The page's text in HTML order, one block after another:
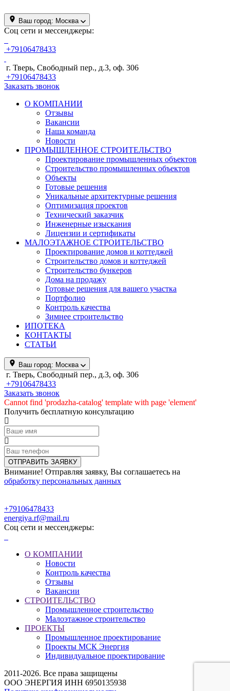
Ваш город: Москва
Соц сети и мессенджеры:
+79106478433
г. Тверь, Свободный пер., д.3, оф. 306
+79106478433
Заказать звонок
О КОМПАНИИ
Отзывы
Вакансии
Наша команда
Новости
ПРОМЫШЛЕННОЕ СТРОИТЕЛЬСТВО
Проектирование промышленных объектов
Строительство промышленных объектов
Объекты
Готовые решения
Уникальные архитектурные решения
Оптимизация проектов
Технический заказчик
Инженерные изыскания
Лицензии и сертификаты
МАЛОЭТАЖНОЕ СТРОИТЕЛЬСТВО
Проектирование домов и коттеджей
Строительство домов и коттеджей
Строительство бункеров
Дома на продажу
Готовые решения для вашего участка
Портфолио
Контроль качества
Зимнее строительство
ИПОТЕКА
КОНТАКТЫ
СТАТЬИ
Ваш город: Москва
г. Тверь, Свободный пер., д.3, оф. 306
+79106478433
Заказать звонок
Cannot find 'prodazha-catalog' template with page 'element'
Получить бесплатную консультацию
Внимание! Отправляя заявку, Вы соглашаетесь на
обработку персональных данных
+79106478433
energiya.rf@mail.ru
Соц сети и мессенджеры:
О КОМПАНИИ
Новости
Контроль качества
Отзывы
Вакансии
СТРОИТЕЛЬСТВО
Промышленное строительство
Малоэтажное строительство
ПРОЕКТЫ
Промышленное проектирование
Проекты МСК Энергия
Индивидуальное проектирование
2011-2026. Все права защищены
ООО ЭНЕРГИЯ ИНН 6950135938